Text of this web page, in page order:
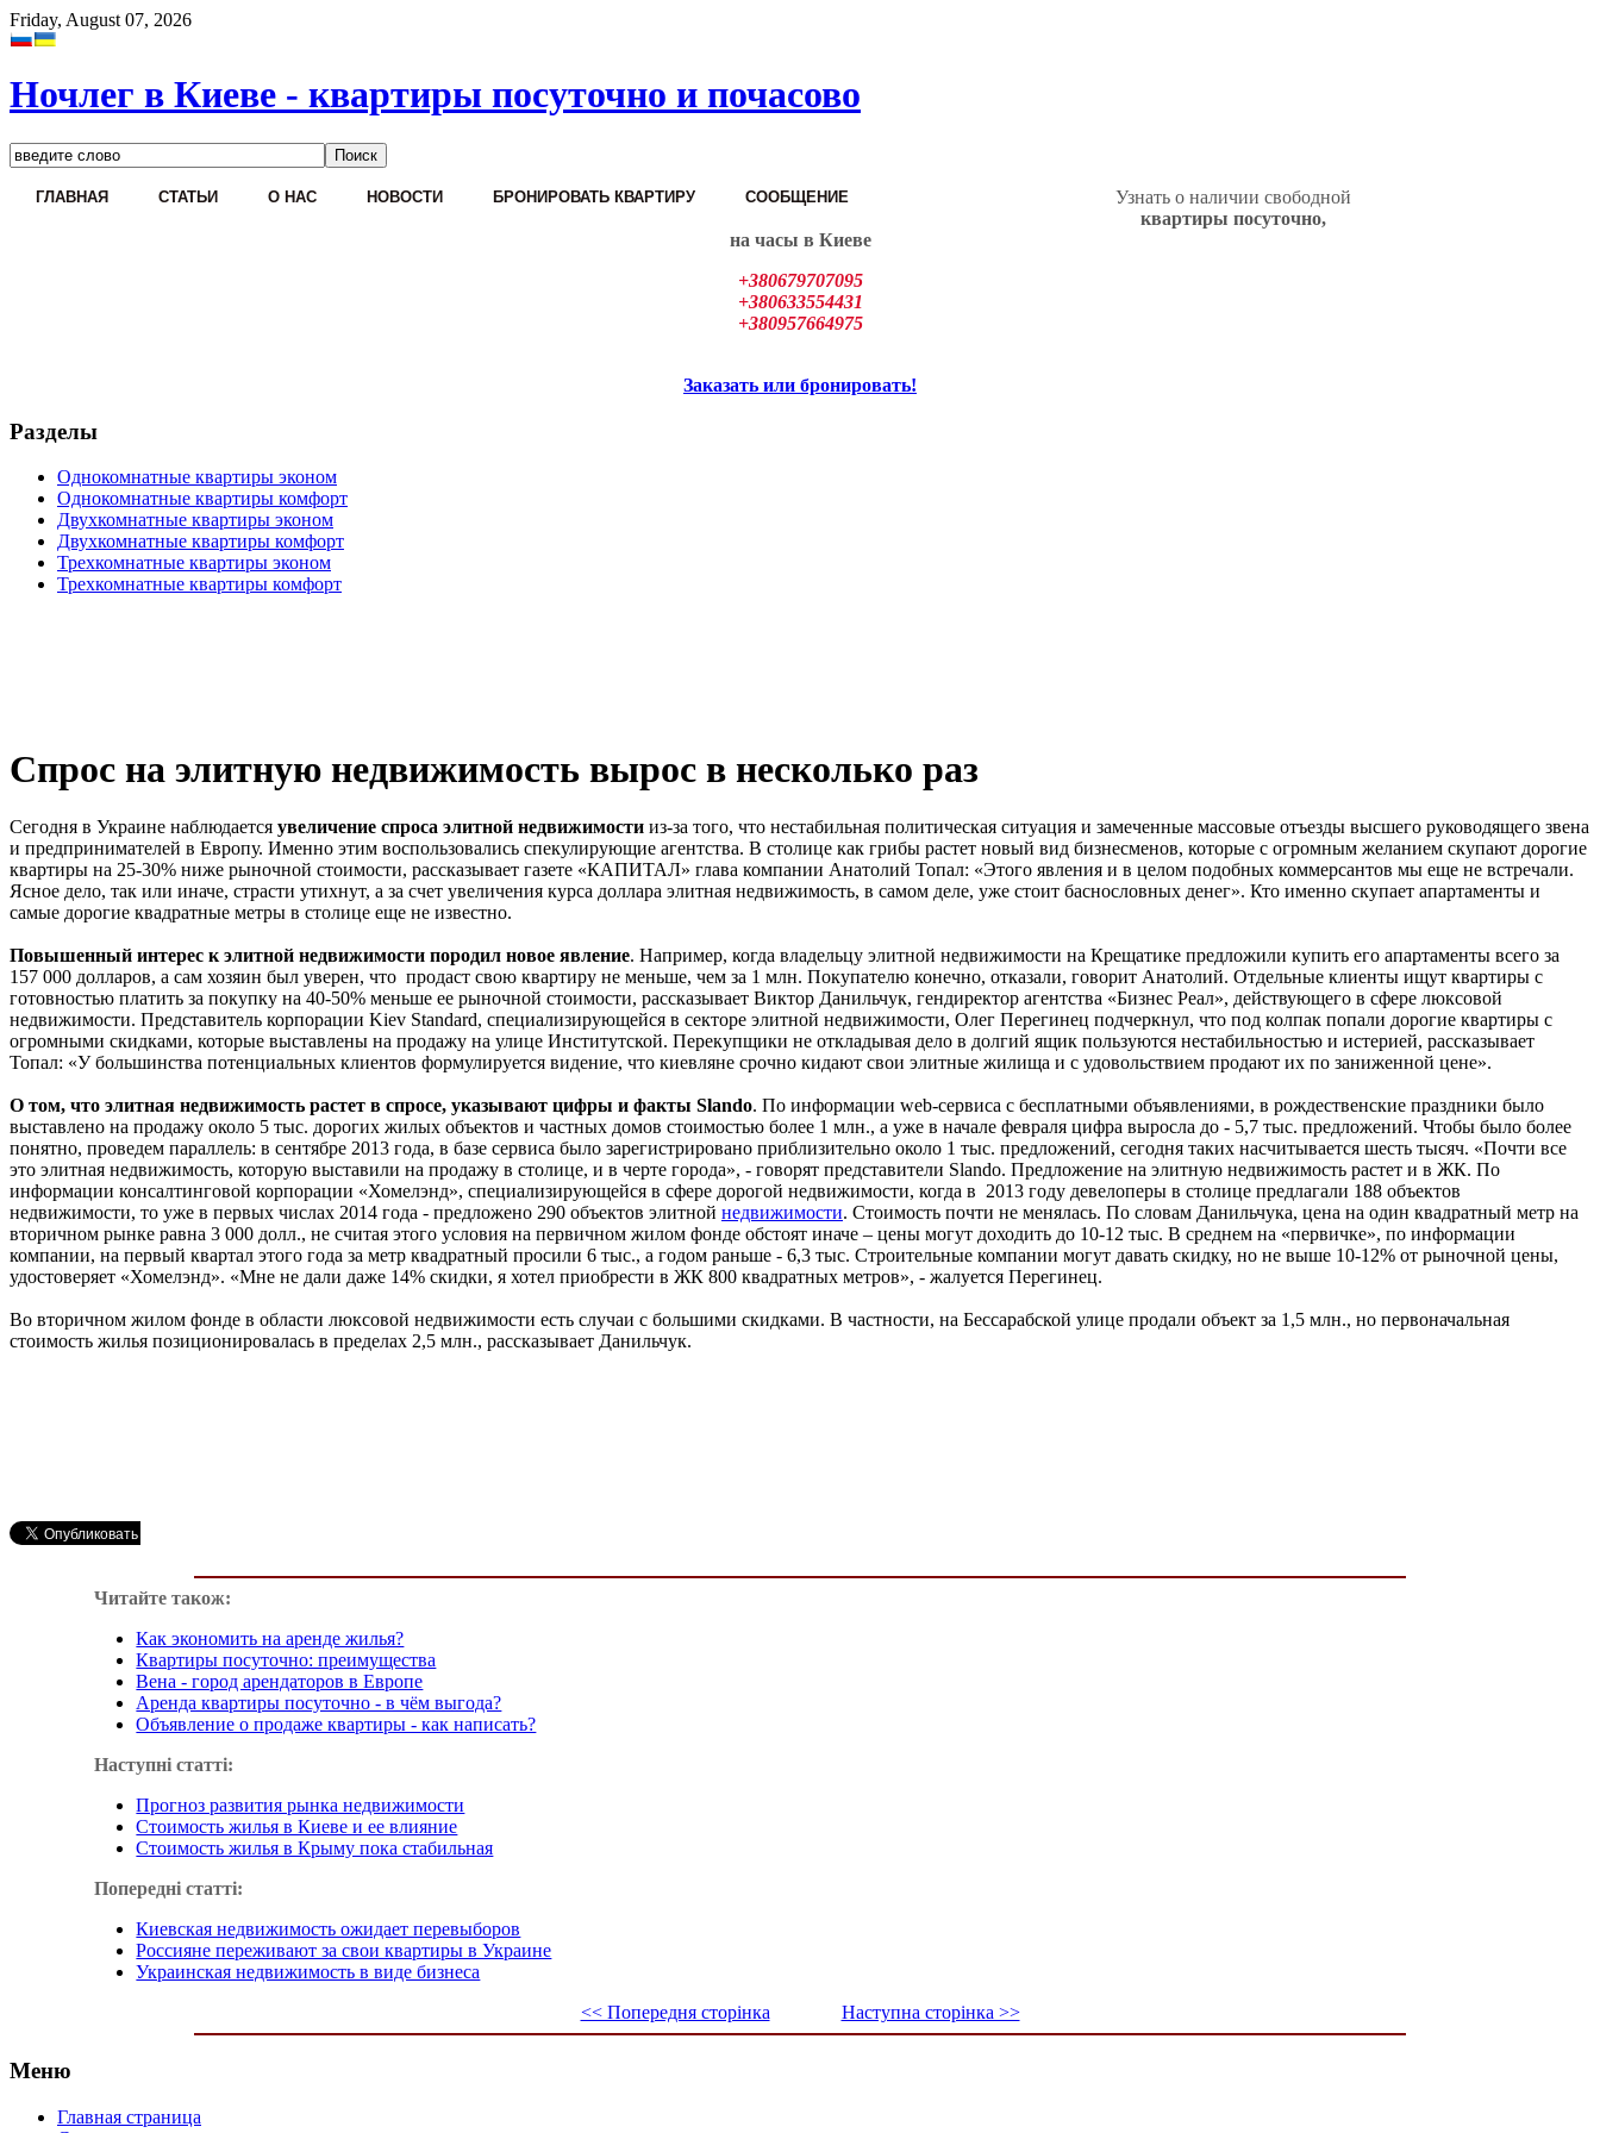
Friday, August 07, 2026
Ночлег в Киеве - квартиры посуточно и почасово
ГЛАВНАЯ СТАТЬИ О НАС НОВОСТИ БРОНИРОВАТЬ КВАРТИРУ СООБЩЕНИЕ
Узнать о наличии свободной
квартиры посуточно,
на часы в Киеве
+380679707095
+380633554431
+380957664975
Заказать или бронировать!
Разделы
Однокомнатные квартиры эконом
Однокомнатные квартиры комфорт
Двухкомнатные квартиры эконом
Двухкомнатные квартиры комфорт
Трехкомнатные квартиры эконом
Трехкомнатные квартиры комфорт
Спрос на элитную недвижимость вырос в несколько раз
Сегодня в Украине наблюдается увеличение спроса элитной недвижимости из-за того, что нестабильная политическая ситуация и замеченные массовые отъезды высшего руководящего звена
и предпринимателей в Европу. Именно этим воспользовались спекулирующие агентства. В столице как грибы растет новый вид бизнесменов, которые с огромным желанием скупают дорогие
квартиры на 25-30% ниже рыночной стоимости, рассказывает газете «КАПИТАЛ» глава компании Анатолий Топал: «Этого явления и в целом подобных коммерсантов мы еще не встречали.
Ясное дело, так или иначе, страсти утихнут, а за счет увеличения курса доллара элитная недвижимость, в самом деле, уже стоит баснословных денег». Кто именно скупает апартаменты и
самые дорогие квадратные метры в столице еще не известно.
Повышенный интерес к элитной недвижимости породил новое явление. Например, когда владельцу элитной недвижимости на Крещатике предложили купить его апартаменты всего за
157 000 долларов, а сам хозяин был уверен, что продаст свою квартиру не меньше, чем за 1 млн. Покупателю конечно, отказали, говорит Анатолий. Отдельные клиенты ищут квартиры с
готовностью платить за покупку на 40-50% меньше ее рыночной стоимости, рассказывает Виктор Данильчук, гендиректор агентства «Бизнес Реал», действующего в сфере люксовой
недвижимости. Представитель корпорации Kiev Standard, специализирующейся в секторе элитной недвижимости, Олег Перегинец подчеркнул, что под колпак попали дорогие квартиры с
огромными скидками, которые выставлены на продажу на улице Институтской. Перекупщики не откладывая дело в долгий ящик пользуются нестабильностью и истерией, рассказывает
Топал: «У большинства потенциальных клиентов формулируется видение, что киевляне срочно кидают свои элитные жилища и с удовольствием продают их по заниженной цене».
О том, что элитная недвижимость растет в спросе, указывают цифры и факты Slando. По информации web-сервиса с бесплатными объявлениями, в рождественские праздники было
выставлено на продажу около 5 тыс. дорогих жилых объектов и частных домов стоимостью более 1 млн., а уже в начале февраля цифра выросла до - 5,7 тыс. предложений. Чтобы было более
понятно, проведем параллель: в сентябре 2013 года, в базе сервиса было зарегистрировано приблизительно около 1 тыс. предложений, сегодня таких насчитывается шесть тысяч. «Почти все
это элитная недвижимость, которую выставили на продажу в столице, и в черте города», - говорят представители Slando. Предложение на элитную недвижимость растет и в ЖК. По
информации консалтинговой корпорации «Хомелэнд», специализирующейся в сфере дорогой недвижимости, когда в 2013 году девелоперы в столице предлагали 188 объектов
недвижимости, то уже в первых числах 2014 года - предложено 290 объектов элитной недвижимости. Стоимость почти не менялась. По словам Данильчука, цена на один квадратный метр на
вторичном рынке равна 3 000 долл., не считая этого условия на первичном жилом фонде обстоят иначе – цены могут доходить до 10-12 тыс. В среднем на «первичке», по информации
компании, на первый квартал этого года за метр квадратный просили 6 тыс., а годом раньше - 6,3 тыс. Строительные компании могут давать скидку, но не выше 10-12% от рыночной цены,
удостоверяет «Хомелэнд». «Мне не дали даже 14% скидки, я хотел приобрести в ЖК 800 квадратных метров», - жалуется Перегинец.
Во вторичном жилом фонде в области люксовой недвижимости есть случаи с большими скидками. В частности, на Бессарабской улице продали объект за 1,5 млн., но первоначальная
стоимость жилья позиционировалась в пределах 2,5 млн., рассказывает Данильчук.
Читайте також:
Как экономить на аренде жилья?
Квартиры посуточно: преимущества
Вена - город арендаторов в Европе
Аренда квартиры посуточно - в чём выгода?
Объявление о продаже квартиры - как написать?
Наступні статті:
Прогноз развития рынка недвижимости
Стоимость жилья в Киеве и ее влияние
Стоимость жилья в Крыму пока стабильная
Попередні статті:
Киевская недвижимость ожидает перевыборов
Россияне переживают за свои квартиры в Украине
Украинская недвижимость в виде бизнеса
<< Попередня сторінка
Наступна сторінка >>
Меню
Главная страница